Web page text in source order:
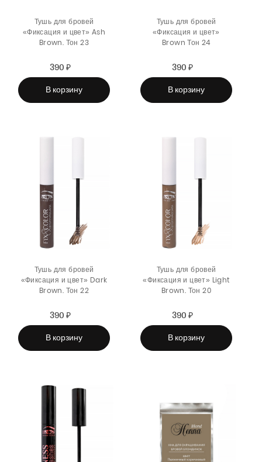
Тушь для бровей
«Фиксация и цвет» Ash
Brown. Тон 23
Sale
price
390 ₽
price
В корзину
Тушь для бровей
«Фиксация и цвет»
Brown Тон 24
Sale
price
390 ₽
price
В корзину
Тушь для бровей
«Фиксация и цвет» Dark
Brown. Тон 22
Sale
price
390 ₽
price
В корзину
Тушь для бровей
«Фиксация и цвет» Light
Brown. Тон 20
Sale
price
390 ₽
price
В корзину